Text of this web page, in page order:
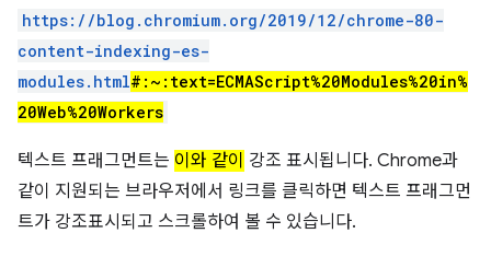
https://blog.chromium.org/2019/12/chrome-80-
content-indexing-es-
modules.html#:~:text=ECMAScript%20Modules%20in%
20Web%20Workers
텍스트 프래그먼트는 이와 같이 강조 표시됩니다. Chrome과
같이 지원되는 브라우저에서 링크를 클릭하면 텍스트 프래그먼
트가 강조표시되고 스크롤하여 볼 수 있습니다.